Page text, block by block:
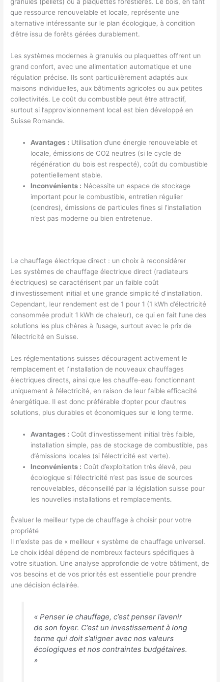
que ressource renouvelable et locale, représente une
alternative intéressante sur le plan écologique, à condition
d’être issu de forêts gérées durablement.
Les systèmes modernes à granulés ou plaquettes offrent un
grand confort, avec une alimentation automatique et une
régulation précise. Ils sont particulièrement adaptés aux
maisons individuelles, aux bâtiments agricoles ou aux petites
collectivités. Le coût du combustible peut être attractif,
surtout si l’approvisionnement local est bien développé en
Suisse Romande.
Avantages : Utilisation d’une énergie renouvelable et
locale, émissions de CO2 neutres (si le cycle de
régénération du bois est respecté), coût du combustible
potentiellement stable.
Inconvénients : Nécessite un espace de stockage
important pour le combustible, entretien régulier
(cendres), émissions de particules fines si l’installation
n’est pas moderne ou bien entretenue.
Le chauffage électrique direct : un choix à reconsidérer
Les systèmes de chauffage électrique direct (radiateurs
électriques) se caractérisent par un faible coût
d’investissement initial et une grande simplicité d’installation.
Cependant, leur rendement est de 1 pour 1 (1 kWh d’électricité
consommée produit 1 kWh de chaleur), ce qui en fait l’une des
solutions les plus chères à l’usage, surtout avec le prix de
l’électricité en Suisse.
Les réglementations suisses découragent activement le
remplacement et l’installation de nouveaux chauffages
électriques directs, ainsi que les chauffe-eau fonctionnant
uniquement à l’électricité, en raison de leur faible efficacité
énergétique. Il est donc préférable d’opter pour d’autres
solutions, plus durables et économiques sur le long terme.
Avantages : Coût d’investissement initial très faible,
installation simple, pas de stockage de combustible, pas
d’émissions locales (si l’électricité est verte).
Inconvénients : Coût d’exploitation très élevé, peu
écologique si l’électricité n’est pas issue de sources
renouvelables, déconseillé par la législation suisse pour
les nouvelles installations et remplacements.
Évaluer le meilleur type de chauffage à choisir pour votre
propriété
Il n’existe pas de « meilleur » système de chauffage universel.
Le choix idéal dépend de nombreux facteurs spécifiques à
votre situation. Une analyse approfondie de votre bâtiment, de
vos besoins et de vos priorités est essentielle pour prendre
une décision éclairée.
« Penser le chauffage, c’est penser l’avenir
de son foyer. C’est un investissement à long
terme qui doit s’aligner avec nos valeurs
écologiques et nos contraintes budgétaires.
»